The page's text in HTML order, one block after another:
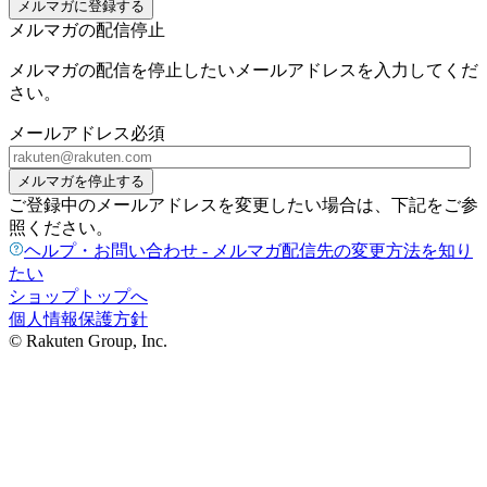
メルマガに登録する
メルマガの配信停止
メルマガの配信を停止したいメールアドレスを入力してくだ
さい。
メールアドレス必須
メルマガを停止する
ご登録中のメールアドレスを変更したい場合は、下記をご参
照ください。
ヘルプ・お問い合わせ - メルマガ配信先の変更方法を知り
たい
ショップトップへ
個人情報保護方針
© Rakuten Group, Inc.